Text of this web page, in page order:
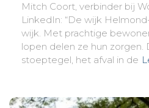
Mitch Coort, verbinder bij
LinkedIn: “De wijk
wijk. Met prachtige
lopen delen ze hun zorgen.
stoeptegel, het afval in de